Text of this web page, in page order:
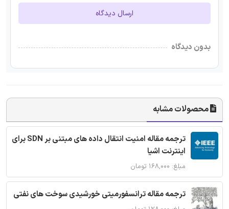
ارسال دیدگاه
بدون دیدگاه
محصولات مشابه
ترجمه مقاله امنیت انتقال داده های مبتنی بر SDN برای
اینترنت اشیا
مبلغ: ۱۶۸,۰۰۰ تومان
ترجمه مقاله ترانسفورمیتی خورشیدی سوخت های نفتی